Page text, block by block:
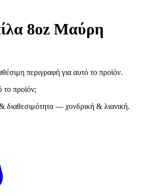
8oz Μαύρη
περιγραφή για αυτό το προϊόν.
το προϊόν;
διαθεσιμότητα — χονδρική & λιανική.